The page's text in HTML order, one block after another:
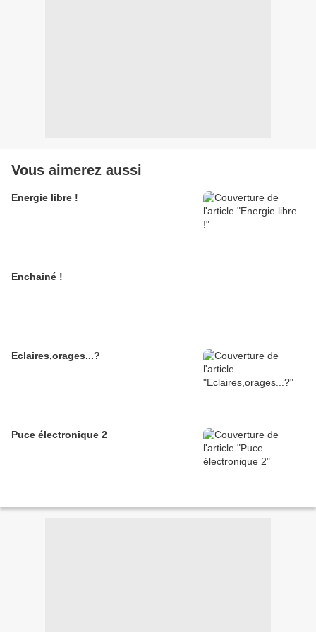
Vous aimerez aussi
Energie libre !
Enchainé !
Eclaires,orages...?
Puce électronique 2